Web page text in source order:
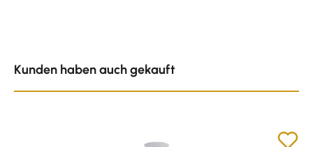
Kunden haben auch gekauft